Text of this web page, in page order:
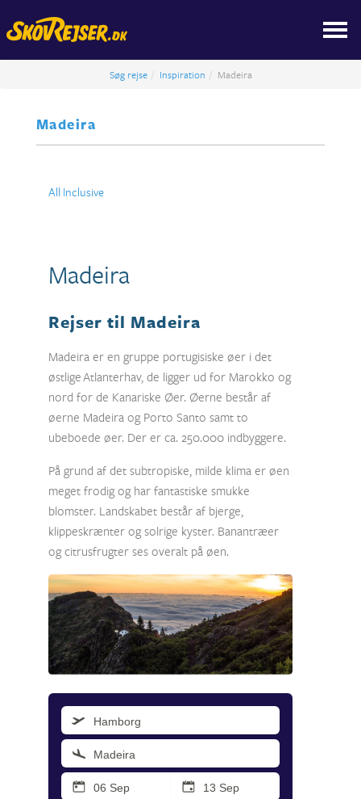
Søg rejse Inspiration Madeira
Madeira
All Inclusive
Madeira
Rejser til Madeira
Madeira er en gruppe portugisiske øer i det
østlige Atlanterhav, de ligger ud for Marokko og
nord for de Kanariske Øer. Øerne består af
øerne Madeira og Porto Santo samt to
ubeboede øer. Der er ca. 250.000 indbyggere.
På grund af det subtropiske, milde klima er øen
meget frodig og har fantastiske smukke
blomster. Landskabet består af bjerge,
klippeskrænter og solrige kyster. Banantræer
og citrusfrugter ses overalt på øen.